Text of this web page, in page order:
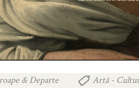
& Departe Artă -